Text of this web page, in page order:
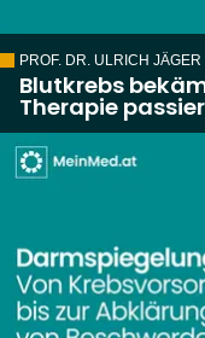
PROF. DR. ULRICH JÄGER
Blutkrebs
Therapie